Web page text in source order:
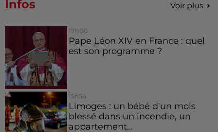
Infos Voir plus
17h06
Pape Léon XIV en France : quel
est son programme ?
15h54
Limoges : un bébé d'un mois
blessé dans un incendie, un
appartement...